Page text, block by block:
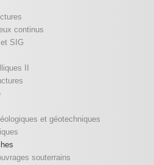
continus
SIG
II
et géotechniques
souterrains